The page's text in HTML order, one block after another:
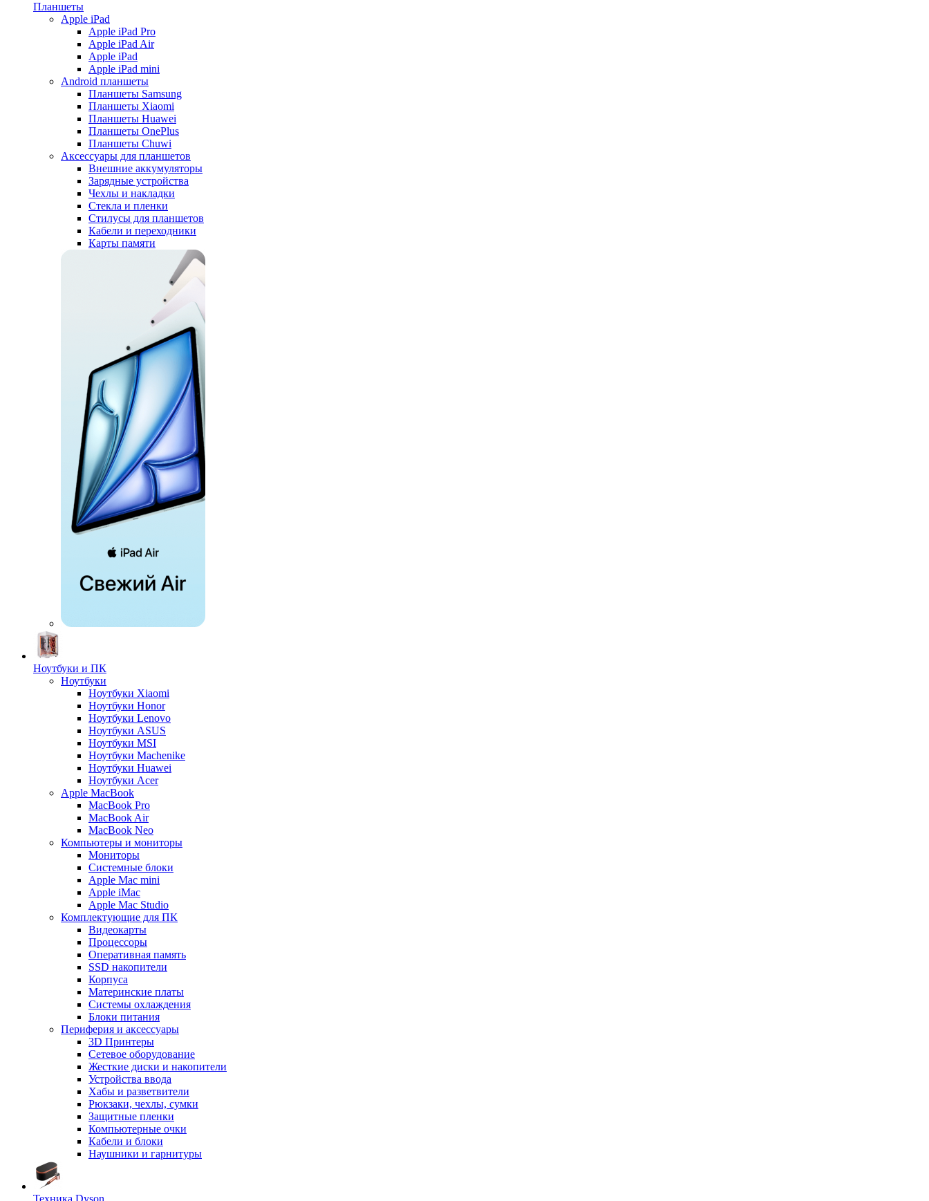
Планшеты
Apple iPad
Apple iPad Pro
Apple iPad Air
Apple iPad
Apple iPad mini
Android планшеты
Планшеты Samsung
Планшеты Xiaomi
Планшеты Huawei
Планшеты OnePlus
Планшеты Chuwi
Аксессуары для планшетов
Внешние аккумуляторы
Зарядные устройства
Чехлы и накладки
Стекла и пленки
Стилусы для планшетов
Кабели и переходники
Карты памяти
Ноутбуки и ПК
Ноутбуки
Ноутбуки Xiaomi
Ноутбуки Honor
Ноутбуки Lenovo
Ноутбуки ASUS
Ноутбуки MSI
Ноутбуки Machenike
Ноутбуки Huawei
Ноутбуки Acer
Apple MacBook
MacBook Pro
MacBook Air
MacBook Neo
Компьютеры и мониторы
Мониторы
Системные блоки
Apple Mac mini
Apple iMac
Apple Mac Studio
Комплектующие для ПК
Видеокарты
Процессоры
Оперативная память
SSD накопители
Корпуса
Материнские платы
Системы охлаждения
Блоки питания
Периферия и аксессуары
3D Принтеры
Сетевое оборудование
Жесткие диски и накопители
Устройства ввода
Хабы и разветвители
Рюкзаки, чехлы, сумки
Защитные пленки
Компьютерные очки
Кабели и блоки
Наушники и гарнитуры
Техника Dyson